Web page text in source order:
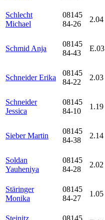
Schlecht
Michael
08145
84-26
2.04
Schmid Anja
08145
84-43
E.03
Schneider Erika
08145
84-22
2.03
Schneider
Jessica
08145
84-10
1.19
Sieber Martin
08145
84-38
2.14
Soldan
Yauheniya
08145
84-28
2.02
Stäringer
Monika
08145
84-27
1.05